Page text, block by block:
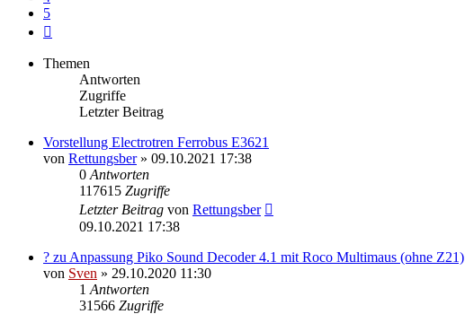
5
Themen
Antworten
Zugriffe
Letzter Beitrag
Vorstellung Electrotren Ferrobus E3621
von Rettungsber» 09.10.2021 17:38
0 Antworten
117615 Zugriffe
Letzter Beitrag von Rettungsber
09.10.2021 17:38
? zu Anpassung Piko Sound Decoder 4.1 mit Roco Multimaus (ohne Z21)
von Sven » 29.10.2020 11:30
1 Antworten
31566 Zugriffe